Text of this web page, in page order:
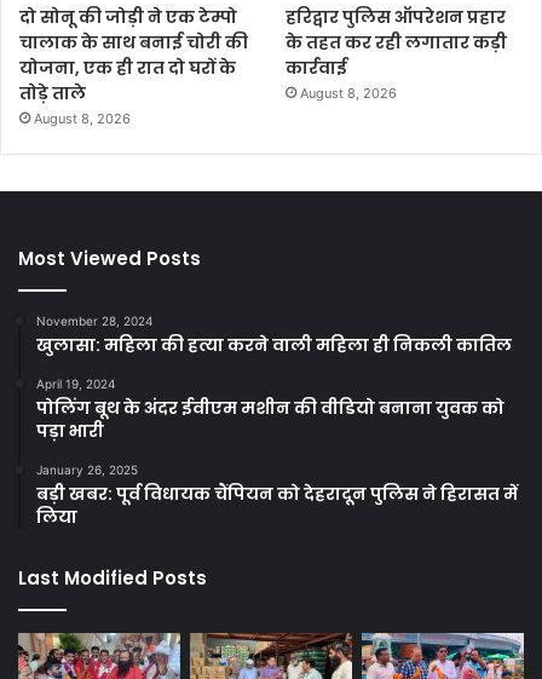
दो सोनू की जोड़ी ने एक टेम्पो
चालाक के साथ बनाई चोरी की
योजना, एक ही रात दो घरों के
तोड़े ताले
August 8, 2026
हरिद्वार पुलिस ऑपरेशन प्रहार
के तहत कर रही लगातार कड़ी
कार्रवाई
August 8, 2026
Most Viewed Posts
November 28, 2024
खुलासा: महिला की हत्या करने वाली महिला ही निकली कातिल
April 19, 2024
पोलिंग बूथ के अंदर ईवीएम मशीन की वीडियो बनाना युवक को
पड़ा भारी
January 26, 2025
बड़ी खबर: पूर्व विधायक चैंपियन को देहरादून पुलिस ने हिरासत में
लिया
Last Modified Posts